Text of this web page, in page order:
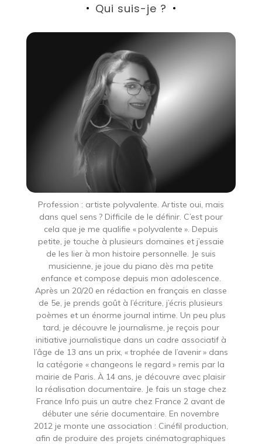
Qui suis-je ?
Profession : artiste polyvalente. Artiste oui, mais
dans quel sens ? Difficile de le définir. C’est pour
cela que je me qualifie « polyvalente ». Depuis
petite, je touche à plusieurs domaines et j’essaie
de les lier à mon histoire personnelle. Je suis
musicienne, je joue du piano dès ma petite
enfance et compose depuis mon adolescence.
Après un 20/20 en rédaction en français en classe
de 5e, je prends goût à l’écriture, j’écris plusieurs
poèmes et un énorme journal intime. Un peu plus
tard, je découvre le journalisme, je reçois pour
initiative journalistique dans un cadre associatif à
l’âge de 13 ans un prix, « trophée de l’avenir » dans
la catégorie « changeons le regard » remis par la
mairie de Paris. À 14 ans, je découvre avec plaisir
la réalisation documentaire. Je fais un stage chez
France Info puis un autre chez France 2 avant de
débuter une série documentaire. En novembre
2012 je monte une association : Cinéfil production,
afin de produire des projets cinématographiques